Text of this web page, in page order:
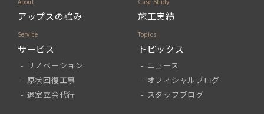
アップスの強み
サービス
リノベーション
原状回復工事
退室立会代行
施工実績
トピックス
ニュース
オフィシャルブログ
スタッフブログ